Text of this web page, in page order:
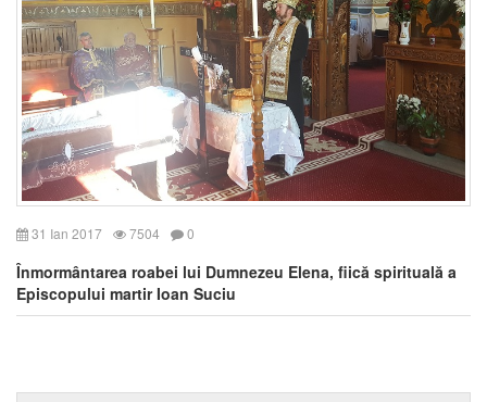
31 Ian 2017 7504 0
Înmormântarea roabei lui Dumnezeu Elena, fiică spirituală a
Episcopului martir Ioan Suciu